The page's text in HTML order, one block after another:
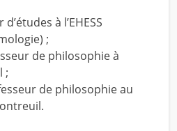
à l’EHESS
;
de philosophie à
;
de philosophie au